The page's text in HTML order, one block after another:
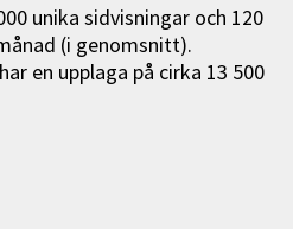
unika sidvisningar och 120
(i genomsnitt).
en upplaga på cirka 13 500